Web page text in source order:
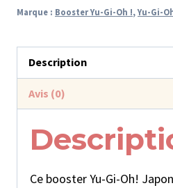
Oh!
-
Rarity
collection
anniversaire
Marque : Booster Yu-Gi-Oh !,Yu-Gi-
Description
Avis (0)
Ce booster Yu-Gi-Oh!